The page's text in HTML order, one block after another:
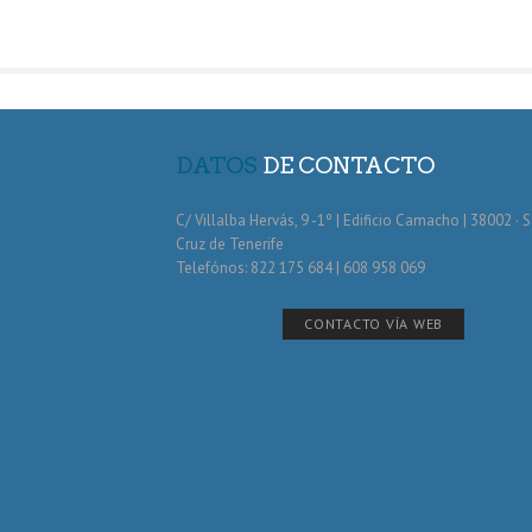
DATOS DE CONTACTO
C/ Villalba Hervás, 9 -1º | Edificio Camacho | 38002 ·
Cruz de Tenerife
Telefónos: 822 175 684 | 608 958 069
CONTACTO VÍA WEB